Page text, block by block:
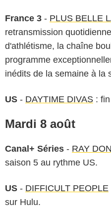
France 3 - PLUS BELLE
retransmission
d'athlétisme, la chaîne
programme
inédits de la semaine à la
US - DAYTIME DIVAS :
Mardi 8 août
Canal+ Séries - RAY
saison 5 au rythme US.
US - DIFFICULT PEOPLE
sur Hulu.